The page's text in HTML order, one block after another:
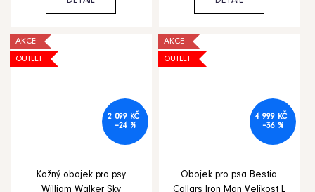
AKCE
OUTLET
2 099 KČ
–24 %
Kožný obojek pro psy
William Walker Sky
AKCE
OUTLET
4 999 KČ
–36 %
Obojek pro psa Bestia
Collars Iron Man Velikost L